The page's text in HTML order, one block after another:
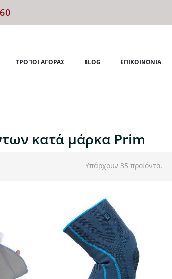
ΤΡΌΠΟΙ ΑΓΟΡΆΣ BLOG ΕΠΙΚΟΙΝΩΝΊΑ
κατά μάρκα Prim
Υπάρχουν 35 προϊόντα.